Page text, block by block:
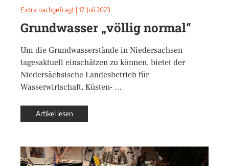
Extra nachgefragt | 17. Juli 2023
Grundwasser „völlig normal“
Um die Grundwasserstände in Niedersachsen
tagesaktuell einschätzen zu können, bietet der
Niedersächsische Landesbetrieb für
Wasserwirtschaft, Küsten- …
Artikel lesen